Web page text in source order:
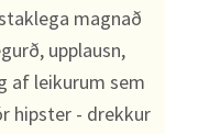
magnað
upplausn,
af leikurum sem
hipster - drekkur